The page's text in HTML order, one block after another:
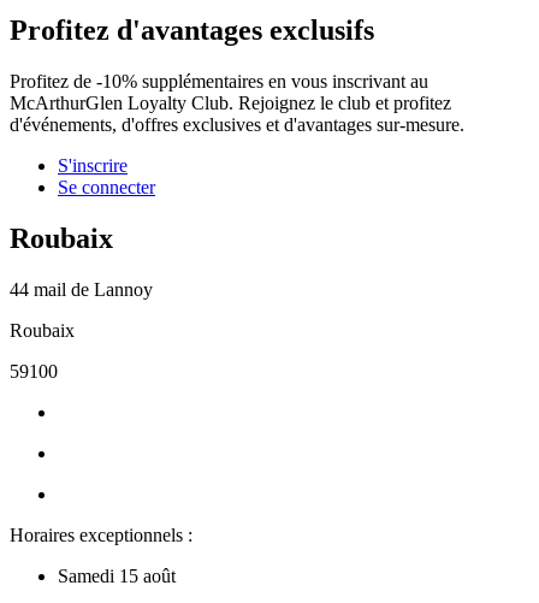
Profitez d'avantages exclusifs
Profitez de -10% supplémentaires en vous inscrivant au
McArthurGlen Loyalty Club. Rejoignez le club et profitez
d'événements, d'offres exclusives et d'avantages sur-mesure.
S'inscrire
Se connecter
Roubaix
44 mail de Lannoy
Roubaix
59100
Horaires exceptionnels :
Samedi 15 août